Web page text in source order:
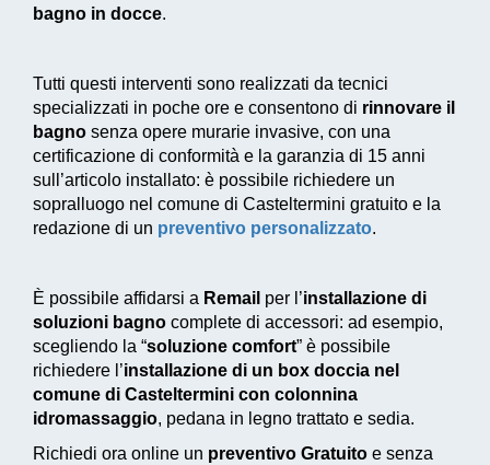
bagno in docce.
Tutti questi interventi sono realizzati da tecnici
specializzati in poche ore e consentono di rinnovare il
bagno senza opere murarie invasive, con una
certificazione di conformità e la garanzia di 15 anni
sull’articolo installato: è possibile richiedere un
sopralluogo nel comune di Casteltermini gratuito e la
redazione di un preventivo personalizzato.
È possibile affidarsi a Remail per l’installazione di
soluzioni bagno complete di accessori: ad esempio,
scegliendo la “soluzione comfort” è possibile
richiedere l’installazione di un box doccia nel
comune di Casteltermini con colonnina
idromassaggio, pedana in legno trattato e sedia.
Richiedi ora online un preventivo Gratuito e senza